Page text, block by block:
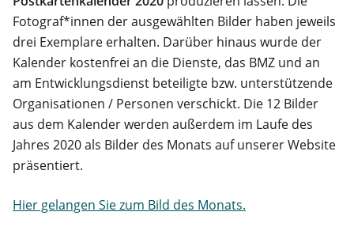
Fotograf*innen der ausgewählten Bilder haben jeweils
drei Exemplare erhalten. Darüber hinaus wurde der
Kalender kostenfrei an die Dienste, das BMZ und an
am Entwicklungsdienst beteiligte bzw. unterstützende
Organisationen / Personen verschickt. Die 12 Bilder
aus dem Kalender werden außerdem im Laufe des
Jahres 2020 als Bilder des Monats auf unserer Website
präsentiert.
Hier gelangen Sie zum Bild des Monats.